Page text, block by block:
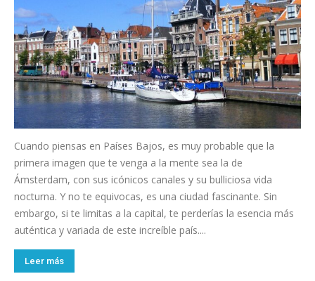
Cuando piensas en Países Bajos, es muy probable que la
primera imagen que te venga a la mente sea la de
Ámsterdam, con sus icónicos canales y su bulliciosa vida
nocturna. Y no te equivocas, es una ciudad fascinante. Sin
embargo, si te limitas a la capital, te perderías la esencia más
auténtica y variada de este increíble país....
Leer más